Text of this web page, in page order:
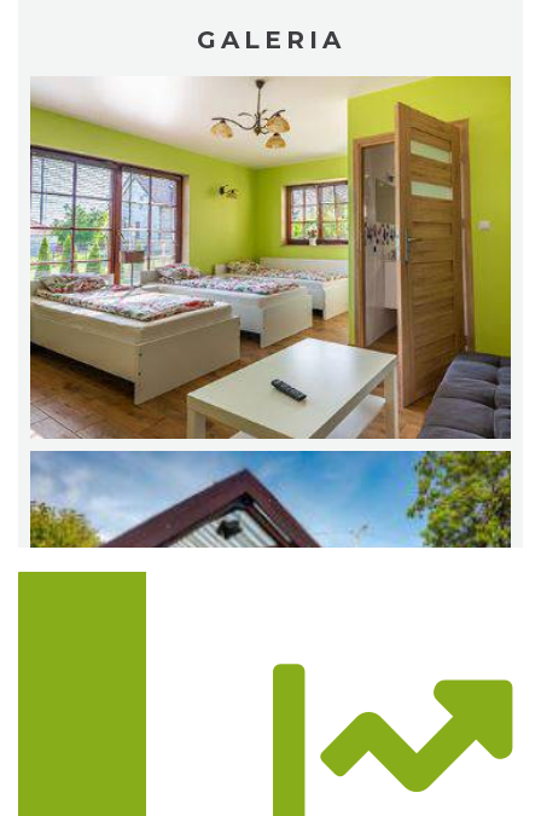
GALERIA
Trasa